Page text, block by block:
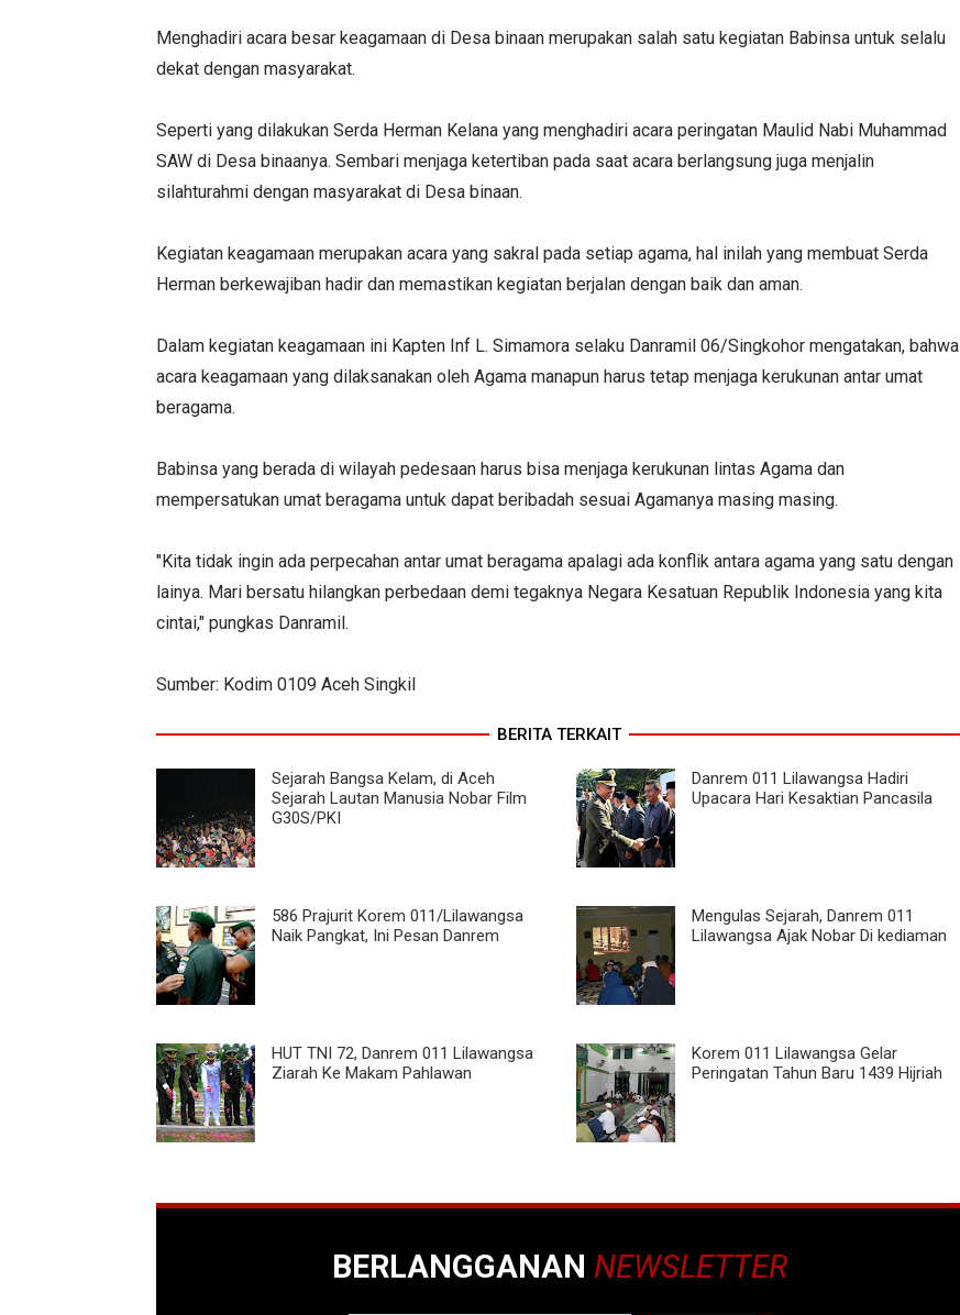
Menghadiri acara besar keagamaan di Desa binaan merupakan salah satu kegiatan Babinsa untuk selalu
dekat dengan masyarakat.
Seperti yang dilakukan Serda Herman Kelana yang menghadiri acara peringatan Maulid Nabi Muhammad
SAW di Desa binaanya. Sembari menjaga ketertiban pada saat acara berlangsung juga menjalin
silahturahmi dengan masyarakat di Desa binaan.
Kegiatan keagamaan merupakan acara yang sakral pada setiap agama, hal inilah yang membuat Serda
Herman berkewajiban hadir dan memastikan kegiatan berjalan dengan baik dan aman.
Dalam kegiatan keagamaan ini Kapten Inf L. Simamora selaku Danramil 06/Singkohor mengatakan, bahwa
acara keagamaan yang dilaksanakan oleh Agama manapun harus tetap menjaga kerukunan antar umat
beragama.
Babinsa yang berada di wilayah pedesaan harus bisa menjaga kerukunan lintas Agama dan
mempersatukan umat beragama untuk dapat beribadah sesuai Agamanya masing masing.
"Kita tidak ingin ada perpecahan antar umat beragama apalagi ada konflik antara agama yang satu dengan
lainya. Mari bersatu hilangkan perbedaan demi tegaknya Negara Kesatuan Republik Indonesia yang kita
cintai," pungkas Danramil.
Sumber: Kodim 0109 Aceh Singkil
BERITA TERKAIT
Sejarah Bangsa Kelam, di Aceh
Sejarah Lautan Manusia Nobar Film
G30S/PKI
Danrem 011 Lilawangsa Hadiri
Upacara Hari Kesaktian Pancasila
586 Prajurit Korem 011/Lilawangsa
Naik Pangkat, Ini Pesan Danrem
Mengulas Sejarah, Danrem 011
Lilawangsa Ajak Nobar Di kediaman
HUT TNI 72, Danrem 011 Lilawangsa
Ziarah Ke Makam Pahlawan
Korem 011 Lilawangsa Gelar
Peringatan Tahun Baru 1439 Hijriah
BERLANGGANAN NEWSLETTER